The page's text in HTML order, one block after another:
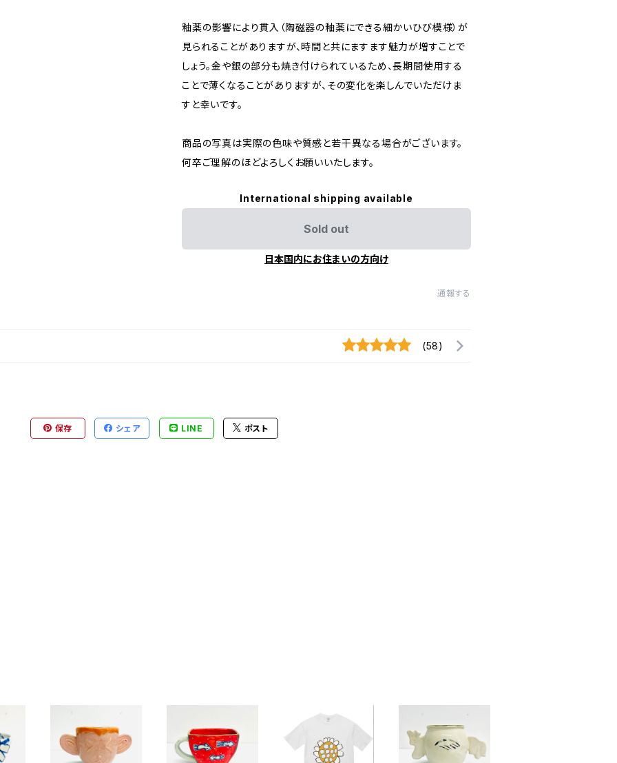
釉薬の影響により貫入（陶磁器の釉薬にできる細かいひび模様）が
見られることがありますが、時間と共にますます魅力が増すことで
しょう。金や銀の部分も焼き付けられているため、長期間使用する
ことで薄くなることがありますが、その変化を楽しんでいただけま
すと幸いです。
商品の写真は実際の色味や質感と若干異なる場合がございます。
何卒ご理解のほどよろしくお願いいたします。
International shipping available
Sold out
日本国内にお住まいの方向け
通報する
(58)
保存 シェア LINE ポスト